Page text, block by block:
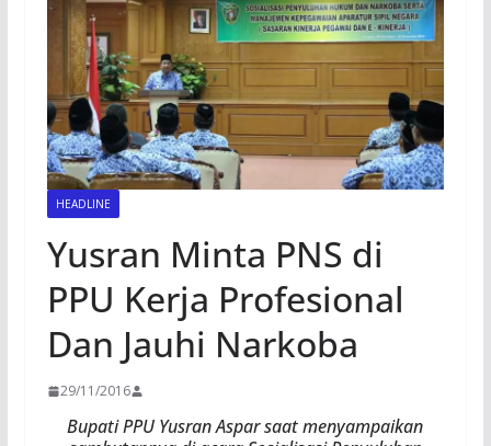
HEADLINE
Yusran Minta PNS di
PPU Kerja Profesional
Dan Jauhi Narkoba
29/11/2016
Bupati PPU Yusran Aspar saat menyampaikan